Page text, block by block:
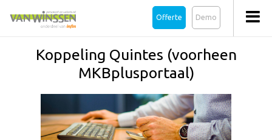
Demo
Offerte
Koppeling Quintes (voorheen
MKBplusportaal)